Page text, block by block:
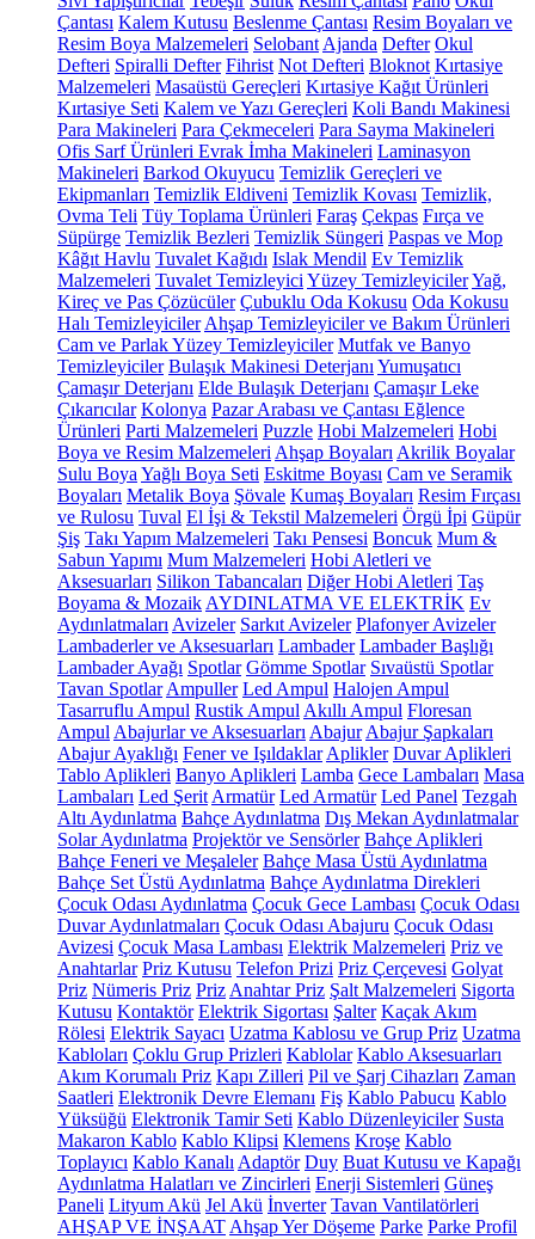
Çantası Kalem Kutusu Beslenme Çantası Resim Boyaları ve
Resim Boya Malzemeleri Selobant Ajanda Defter Okul
Defteri Spiralli Defter Fihrist Not Defteri Bloknot Kırtasiye
Malzemeleri Masaüstü Gereçleri Kırtasiye Kağıt Ürünleri
Kırtasiye Seti Kalem ve Yazı Gereçleri Koli Bandı Makinesi
Para Makineleri Para Çekmeceleri Para Sayma Makineleri
Ofis Sarf Ürünleri Evrak İmha Makineleri Laminasyon
Makineleri Barkod Okuyucu Temizlik Gereçleri ve
Ekipmanları Temizlik Eldiveni Temizlik Kovası Temizlik,
Ovma Teli Tüy Toplama Ürünleri Faraş Çekpas Fırça ve
Süpürge Temizlik Bezleri Temizlik Süngeri Paspas ve Mop
Kâğıt Havlu Tuvalet Kağıdı Islak Mendil Ev Temizlik
Malzemeleri Tuvalet Temizleyici Yüzey TemizleyicilerYağ,
Kireç ve Pas Çözücüler Çubuklu Oda Kokusu Oda Kokusu
Halı Temizleyiciler Ahşap Temizleyiciler ve Bakım Ürünleri
Cam ve Parlak Yüzey Temizleyiciler Mutfak ve Banyo
Temizleyiciler Bulaşık Makinesi Deterjanı Yumuşatıcı
Çamaşır Deterjanı Elde Bulaşık Deterjanı Çamaşır Leke
Çıkarıcılar Kolonya Pazar Arabası ve Çantası Eğlence
Ürünleri Parti Malzemeleri Puzzle Hobi Malzemeleri Hobi
Boya ve Resim Malzemeleri Ahşap Boyaları Akrilik Boyalar
Sulu Boya Yağlı Boya Seti Eskitme Boyası Cam ve Seramik
Boyaları Metalik Boya Şövale Kumaş Boyaları Resim Fırçası
ve Rulosu Tuval El İşi & Tekstil Malzemeleri Örgü İpi Güpür
Şiş Takı Yapım Malzemeleri Takı Pensesi Boncuk Mum &
Sabun Yapımı Mum Malzemeleri Hobi Aletleri ve
Aksesuarları Silikon Tabancaları Diğer Hobi Aletleri Taş
Boyama & Mozaik AYDINLATMA VE ELEKTRİK Ev
Aydınlatmaları Avizeler Sarkıt Avizeler Plafonyer Avizeler
Lambaderler ve Aksesuarları Lambader Lambader Başlığı
Lambader Ayağı Spotlar Gömme Spotlar Sıvaüstü Spotlar
Tavan Spotlar Ampuller Led Ampul Halojen Ampul
Tasarruflu Ampul Rustik Ampul Akıllı Ampul Floresan
Ampul Abajurlar ve Aksesuarları Abajur Abajur Şapkaları
Abajur Ayaklığı Fener ve Işıldaklar Aplikler Duvar Aplikleri
Tablo Aplikleri Banyo Aplikleri Lamba Gece Lambaları Masa
Lambaları Led Şerit Armatür Led Armatür Led Panel Tezgah
Altı Aydınlatma Bahçe Aydınlatma Dış Mekan Aydınlatmalar
Solar Aydınlatma Projektör ve Sensörler Bahçe Aplikleri
Bahçe Feneri ve Meşaleler Bahçe Masa Üstü Aydınlatma
Bahçe Set Üstü Aydınlatma Bahçe Aydınlatma Direkleri
Çocuk Odası Aydınlatma Çocuk Gece Lambası Çocuk Odası
Duvar Aydınlatmaları Çocuk Odası Abajuru Çocuk Odası
Avizesi Çocuk Masa Lambası Elektrik Malzemeleri Priz ve
Anahtarlar Priz Kutusu Telefon Prizi Priz Çerçevesi Golyat
Priz Nümeris Priz Priz Anahtar Priz Şalt Malzemeleri Sigorta
Kutusu Kontaktör Elektrik Sigortası Şalter Kaçak Akım
Rölesi Elektrik Sayacı Uzatma Kablosu ve Grup Priz Uzatma
Kabloları Çoklu Grup Prizleri Kablolar Kablo Aksesuarları
Akım Korumalı Priz Kapı Zilleri Pil ve Şarj Cihazları Zaman
Saatleri Elektronik Devre Elemanı Fiş Kablo Pabucu Kablo
Yüksüğü Elektronik Tamir Seti Kablo Düzenleyiciler Susta
Makaron Kablo Kablo Klipsi Klemens Kroşe Kablo
Toplayıcı Kablo Kanalı Adaptör Duy Buat Kutusu ve Kapağı
Aydınlatma Halatları ve Zincirleri Enerji Sistemleri Güneş
Paneli Lityum Akü Jel Akü İnverter Tavan Vantilatörleri
AHŞAP VE İNŞAAT Ahşap Yer Döşeme Parke Parke Profil